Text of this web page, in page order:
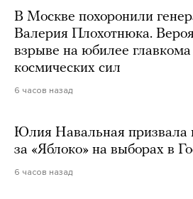
В Москве похоронили
Валерия Плохотнюка.
взрыве на юбилее
космических сил
6 часов назад
Юлия Навальная призвала
за «Яблоко» на выборах в
6 часов назад